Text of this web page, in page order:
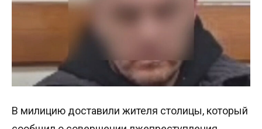
В милицию доставили жителя столицы, который